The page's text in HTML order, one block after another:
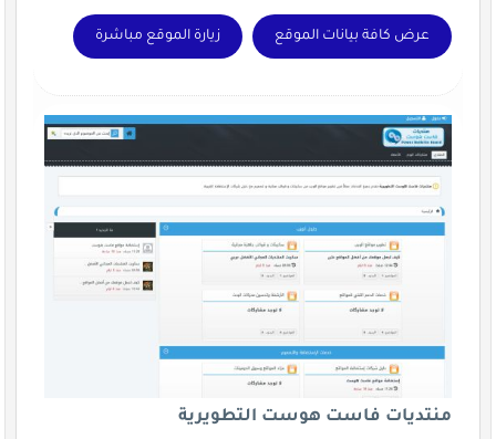
عرض كافة بيانات الموقع زيارة الموقع مباشرة
منتديات فاست هوست التطويرية